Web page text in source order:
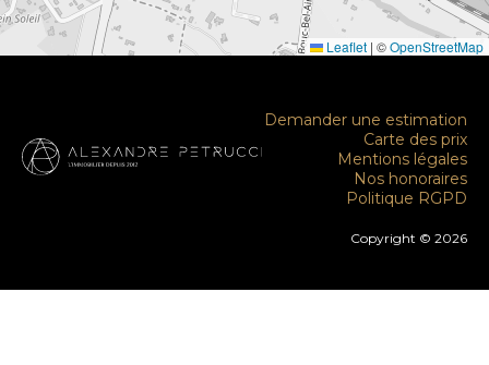
Leaflet | ©OpenStreetMap
Demander une estimation
Carte des prix
Mentions légales
Nos honoraires
Politique RGPD
Copyright © 2026